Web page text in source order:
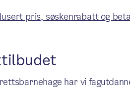
pris, søskenrabatt og
har vi